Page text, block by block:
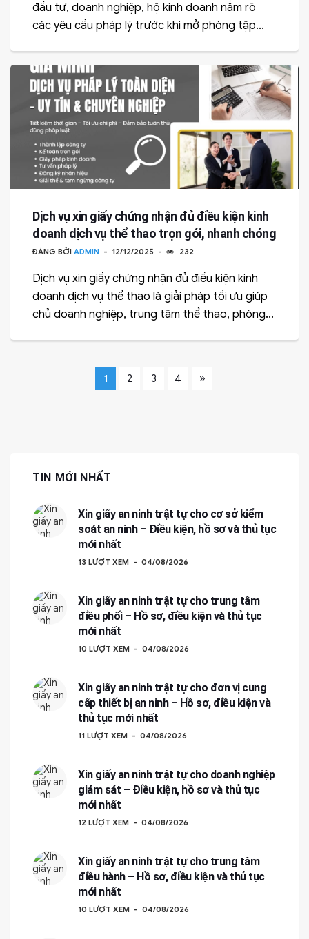
đầu tư, doanh nghiệp, hộ kinh doanh nắm rõ
các yêu cầu pháp lý trước khi mở phòng tập...
Dịch vụ xin giấy chứng nhận đủ điều kiện kinh
doanh dịch vụ thể thao trọn gói, nhanh chóng
ĐĂNG BỞI ADMIN 12/12/2025 232
Dịch vụ xin giấy chứng nhận đủ điều kiện kinh
doanh dịch vụ thể thao là giải pháp tối ưu giúp
chủ doanh nghiệp, trung tâm thể thao, phòng...
1 2 3 4 »
TIN MỚI NHẤT
Xin giấy an ninh trật tự cho cơ sở kiểm
soát an ninh – Điều kiện, hồ sơ và thủ tục
mới nhất
13 LƯỢT XEM 04/08/2026
Xin giấy an ninh trật tự cho trung tâm
điều phối – Hồ sơ, điều kiện và thủ tục
mới nhất
10 LƯỢT XEM 04/08/2026
Xin giấy an ninh trật tự cho đơn vị cung
cấp thiết bị an ninh – Hồ sơ, điều kiện và
thủ tục mới nhất
11 LƯỢT XEM 04/08/2026
Xin giấy an ninh trật tự cho doanh nghiệp
giám sát – Điều kiện, hồ sơ và thủ tục
mới nhất
12 LƯỢT XEM 04/08/2026
Xin giấy an ninh trật tự cho trung tâm
điều hành – Hồ sơ, điều kiện và thủ tục
mới nhất
10 LƯỢT XEM 04/08/2026